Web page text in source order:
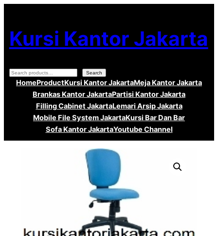
ke
konten
Kursi Kantor Jakarta
Search Search
HomeProductKursi Kantor JakartaMeja Kantor Jakarta
Brankas Kantor JakartaPartisi Kantor Jakarta
Filling Cabinet JakartaLemari Arsip Jakarta
Mobile File System JakartaKursi Bar Dan Bar
Sofa Kantor JakartaYoutube Channel